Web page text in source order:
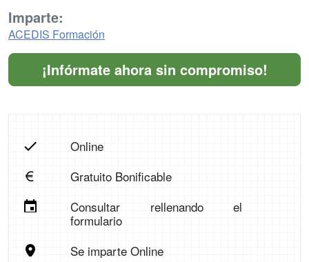
Imparte:
ACEDIS Formación
¡Infórmate ahora sin compromiso!
Online
Gratuito Bonificable
Consultar rellenando el
formulario
Se imparte Online